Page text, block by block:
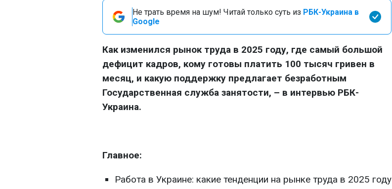
Не трать время на шум! Читай только суть из РБК-Украина в
Google
Как изменился рынок труда в 2025 году, где самый большой
дефицит кадров, кому готовы платить 100 тысяч гривен в
месяц, и какую поддержку предлагает безработным
Государственная служба занятости, – в интервью РБК-
Украина.
Главное:
Работа в Украине: какие тенденции на рынке труда в 2025 году